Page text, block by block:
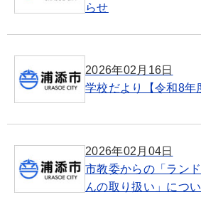
らせ
2026年02月16日
学校だより【令和8年
2026年02月04日
市教委からの「ラン
んの取り扱い」につ